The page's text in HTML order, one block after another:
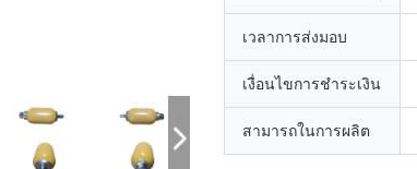
เวลาการส่งมอบ
เงื่อนไขการชำระเงิน
สามารถในการผลิต